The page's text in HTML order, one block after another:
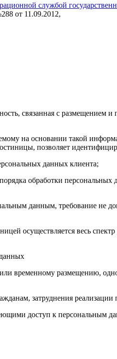
службой
от 11.09.2012,
связанная с размещением и
на основании такой
позволяет
данных клиента;
обработки персональных
данным, требование не
осуществляется весь
временному размещению,
затруднения реализации
доступ к персональным